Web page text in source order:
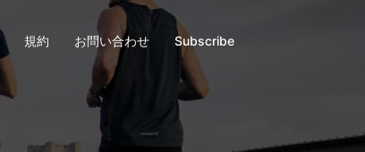
規約 お問い合わせ Subscribe